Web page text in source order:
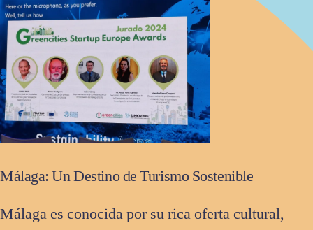
Málaga: Un Destino de Turismo Sostenible
Málaga es conocida por su rica oferta cultural,